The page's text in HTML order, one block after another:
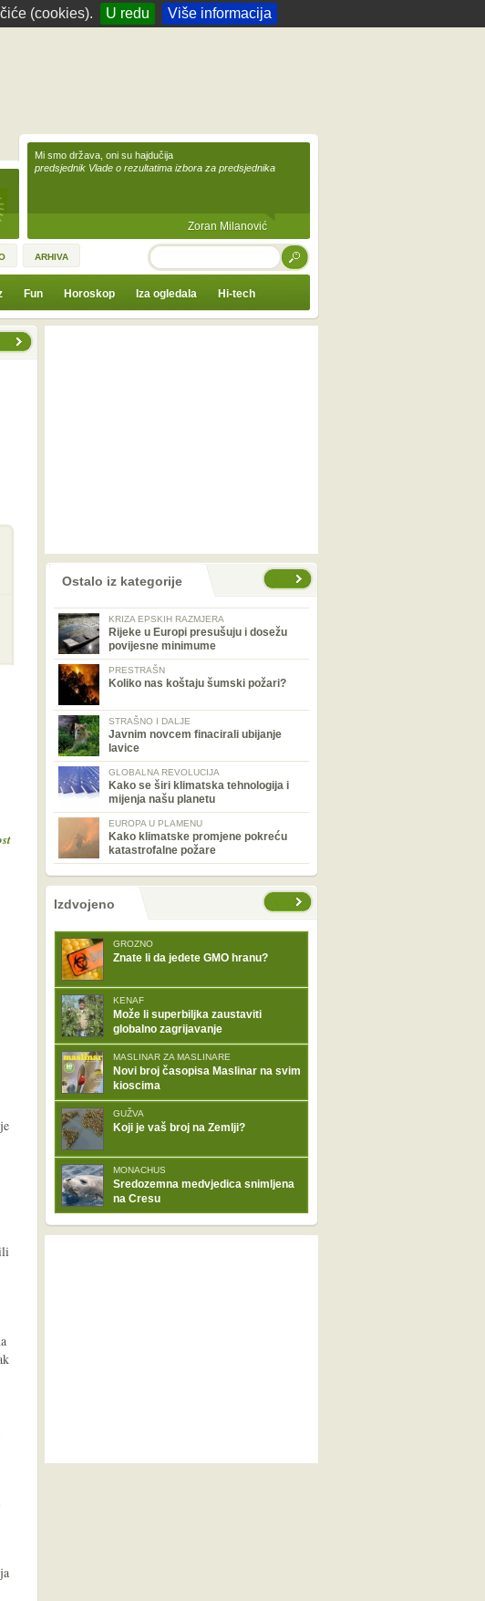
(cookies). U redu Više informacija
Mi smo država, oni su hajdučija
predsjednik Vlade o rezultatima izbora za predsjednika
Zoran Milanović
ARHIVA TRAŽI
Fun Horoskop Iza ogledala Hi-tech
Ostalo iz kategorije
KRIZA EPSKIH RAZMJERA
Rijeke u Europi presušuju i dosežu
povijesne minimume
PRESTRAŠN
Koliko nas koštaju šumski požari?
STRAŠNO I DALJE
Javnim novcem finacirali ubijanje
lavice
GLOBALNA REVOLUCIJA
Kako se širi klimatska tehnologija i
mijenja našu planetu
EUROPA U PLAMENU
Kako klimatske promjene pokreću
katastrofalne požare
prethodne stranice
sljedećeIzdvojeno
GROZNO
Znate li da jedete GMO hranu?
KENAF
Može li superbiljka zaustaviti
globalno zagrijavanje
MASLINAR ZA MASLINARE
Novi broj časopisa Maslinar na svim
kioscima
GUŽVA
Koji je vaš broj na Zemlji?
MONACHUS
Sredozemna medvjedica snimljena
na Cresu